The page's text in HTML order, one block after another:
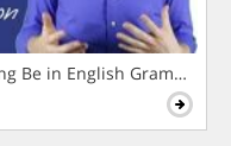
Be in English Grammar